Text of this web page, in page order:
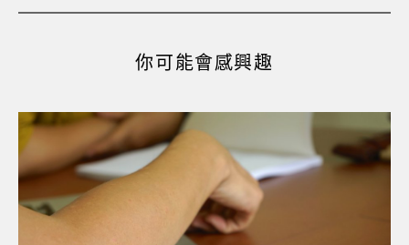
你可能會感興趣